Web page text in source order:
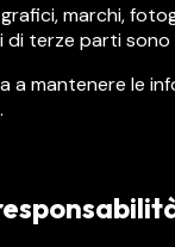
marchi,
di terze parti
a mantenere le